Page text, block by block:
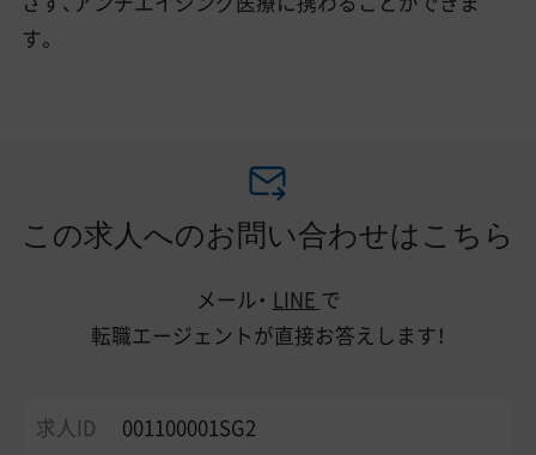
す。
この求人へのお問い合わせはこちら
メール・ LINE で
転職エージェントが直接お答えします！
求人ID 001100001SG2